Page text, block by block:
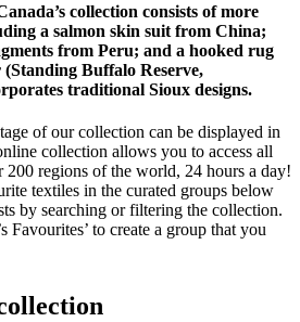
collection consists of more
a salmon skin suit from China;
from Peru; and a hooked rug
Buffalo Reserve,
traditional Sioux designs.
of our collection can be displayed in
collection allows you to access all
200 regions of the world, 24 hours a day!
textiles in the curated groups below
by searching or filtering the collection.
Favourites’ to create a group that you